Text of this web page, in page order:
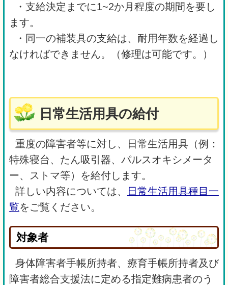
・支給決定までに1~2か月程度の期間を要し
ます。
・同一の補装具の支給は、耐用年数を経過し
なければできません。（修理は可能です。）
日常生活用具の給付
重度の障害者等に対し、日常生活用具（例：
特殊寝台、たん吸引器、パルスオキシメータ
ー、ストマ等）を給付します。
詳しい内容については、
日常生活用具種目一
覧をご覧ください。
対象者
身体障害者手帳所持者、療育手帳所持者及び
障害者総合支援法に定める指定難病患者のう